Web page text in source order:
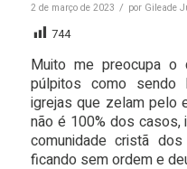
2 de março de 2023 / por Gileade
744
Muito me preocupa
púlpitos como sendo
igrejas que zelam pelo
não é 100% dos casos,
comunidade cristã
ficando sem ordem e